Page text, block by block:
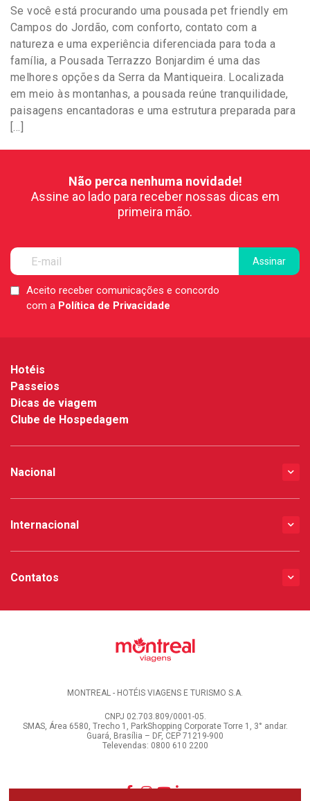
Se você está procurando uma pousada pet friendly em
Campos do Jordão, com conforto, contato com a
natureza e uma experiência diferenciada para toda a
família, a Pousada Terrazzo Bonjardim é uma das
melhores opções da Serra da Mantiqueira. Localizada
em meio às montanhas, a pousada reúne tranquilidade,
paisagens encantadoras e uma estrutura preparada para
[…]
Não perca nenhuma novidade!
Assine ao lado para receber nossas dicas em
primeira mão.
LGPDAceito receber comunicações e concordo
com a Política de Privacidade
Hotéis
Passeios
Dicas de viagem
Clube de Hospedagem
Nacional
Internacional
Contatos
MONTREAL - HOTÉIS VIAGENS E TURISMO S.A.
CNPJ 02.703.809/0001-05.
SMAS, Área 6580, Trecho 1, ParkShopping Corporate Torre 1, 3° andar.
Guará, Brasília – DF, CEP 71219-900
Televendas: 0800 610 2200